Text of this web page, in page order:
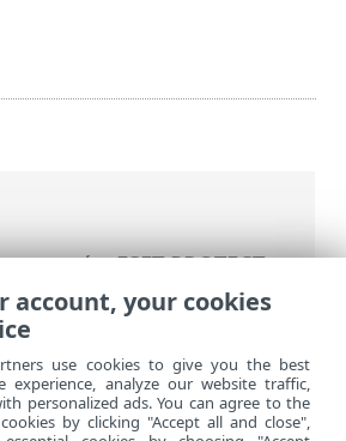
pomoć>ESET PROTECT>
ESET Management
računala pomoću RD
account, your cookies
use cookies to give you the best
experience, analyze our website traffic,
personalized ads. You can agree to the
by clicking "Accept all and close",